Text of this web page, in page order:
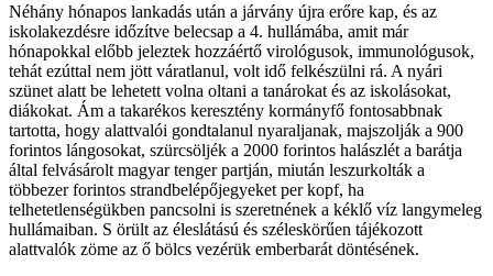
Néhány hónapos lankadás után a járvány újra erőre kap, és az
iskolakezdésre időzítve belecsap a 4. hullámába, amit már
hónapokkal előbb jeleztek hozzáértő virológusok, immunológusok,
tehát ezúttal nem jött váratlanul, volt idő felkészülni rá. A nyári
szünet alatt be lehetett volna oltani a tanárokat és az iskolásokat,
diákokat. Ám a takarékos keresztény kormányfő fontosabbnak
tartotta, hogy alattvalói gondtalanul nyaraljanak, majszolják a 900
forintos lángosokat, szürcsöljék a 2000 forintos halászlét a barátja
által felvásárolt magyar tenger partján, miután leszurkolták a
többezer forintos strandbelépőjegyeket per kopf, ha
telhetetlenségükben pancsolni is szeretnének a kéklő víz langymeleg
hullámaiban. S örült az éleslátású és széleskörűen tájékozott
alattvalók zöme az ő bölcs vezérük emberbarát döntésének.